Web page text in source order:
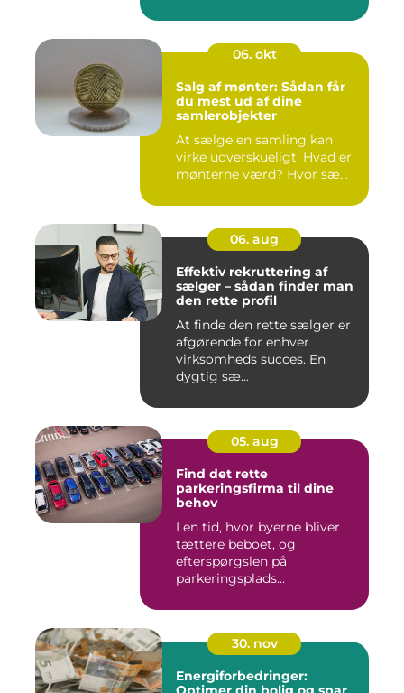
06. okt
Salg af mønter: Sådan får
du mest ud af dine
samlerobjekter
At sælge en samling kan
virke uoverskueligt. Hvad er
mønterne værd? Hvor sæ...
06. aug
Effektiv rekruttering af
sælger – sådan finder man
den rette profil
At finde den rette sælger er
afgørende for enhver
virksomheds succes. En
dygtig sæ...
05. aug
Find det rette
parkeringsfirma til dine
behov
I en tid, hvor byerne bliver
tættere beboet, og
efterspørgslen på
parkeringsplads...
30. nov
Energiforbedringer: